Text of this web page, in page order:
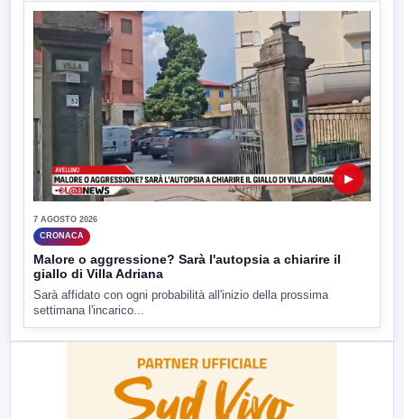
▶
7 AGOSTO 2026
CRONACA
Malore o aggressione? Sarà l'autopsia a chiarire il
giallo di Villa Adriana
Sarà affidato con ogni probabilità all'inizio della prossima
settimana l'incarico...